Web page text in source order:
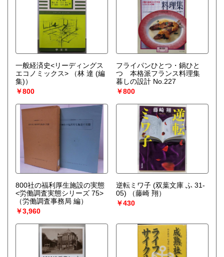
一般経済史<リーディングス
エコノミックス>
（林 達 (編
集)）
￥800
フライパンひとつ・鍋ひと
つ 本格派フランス料理集
暮しの設計 No.227
￥800
800社の福利厚生施設の実態
<労働調査実態シリーズ 75>
（労働調査事務局 編）
￥3,960
逆転ミワ子 (双葉文庫 ふ 31-
05)
（藤崎 翔）
￥430